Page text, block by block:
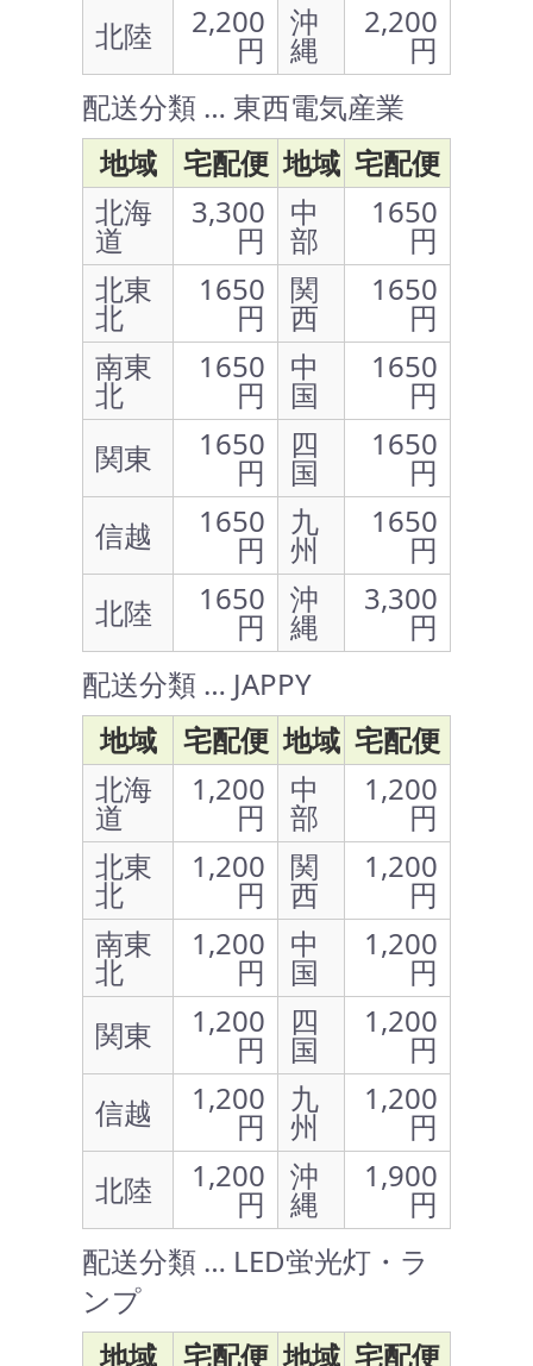
北陸
2,200
円
沖
縄
2,200
円
配送分類 … 東西電気産業
地域
宅配便 地域 宅配便
北海
道
3,300
円
中
部
1650
円
北東
北
1650
円
関
西
1650
円
南東
北
1650
円
中
国
1650
円
関東
1650
円
四
国
1650
円
信越
1650
円
九
州
1650
円
北陸
1650
円
沖
縄
3,300
円
配送分類 … JAPPY
地域
宅配便 地域 宅配便
北海
道
1,200
円
中
部
1,200
円
北東
北
1,200
円
関
西
1,200
円
南東
北
1,200
円
中
国
1,200
円
関東
1,200
円
四
国
1,200
円
信越
1,200
円
九
州
1,200
円
北陸
1,200
円
沖
縄
1,900
円
配送分類 … LED蛍光灯・ラ
ンプ
地域
宅配便 地域 宅配便